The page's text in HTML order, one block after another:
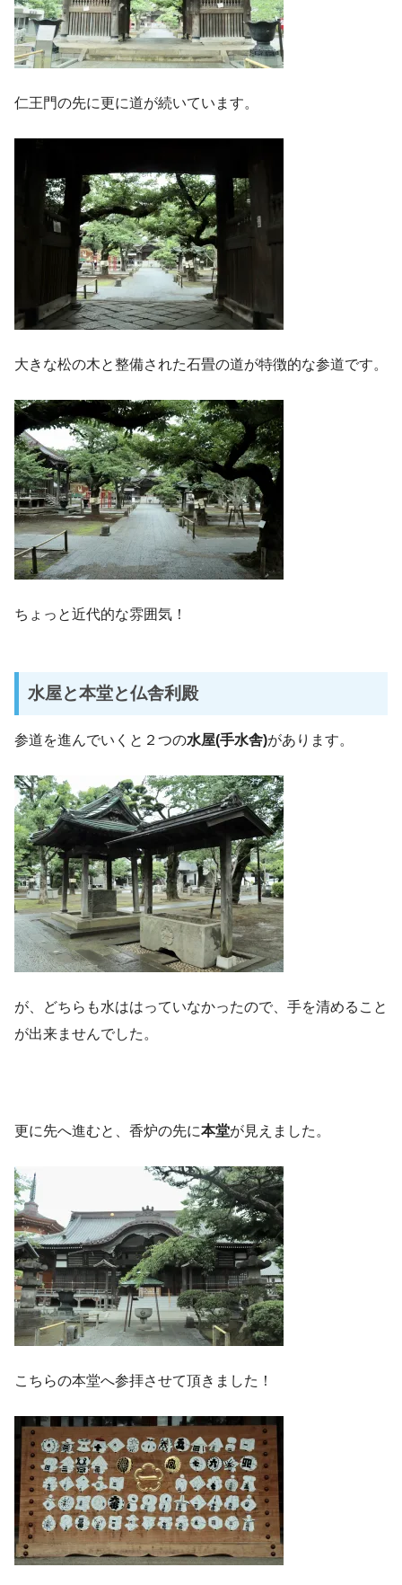
仁王門の先に更に道が続いています。
大きな松の木と整備された石畳の道が特徴的な参道です。
ちょっと近代的な雰囲気！
水屋と本堂と仏舎利殿
参道を進んでいくと２つの水屋(手水舎)があります。
が、どちらも水ははっていなかったので、手を清めること
が出来ませんでした。
更に先へ進むと、香炉の先に本堂が見えました。
こちらの本堂へ参拝させて頂きました！